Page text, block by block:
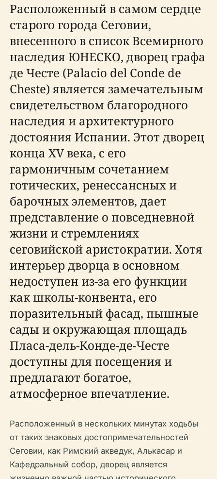
Расположенный в самом сердце
старого города Сеговии,
внесенного в список Всемирного
наследия ЮНЕСКО, дворец графа
де Честе (Palacio del Conde de
Cheste) является замечательным
свидетельством благородного
наследия и архитектурного
достояния Испании. Этот дворец
конца XV века, с его
гармоничным сочетанием
готических, ренессансных и
барочных элементов, дает
представление о повседневной
жизни и стремлениях
сеговийской аристократии. Хотя
интерьер дворца в основном
недоступен из-за его функции
как школы-конвента, его
поразительный фасад, пышные
сады и окружающая площадь
Пласа-дель-Конде-де-Честе
доступны для посещения и
предлагают богатое,
атмосферное впечатление.
Расположенный в нескольких минутах ходьбы
от таких знаковых достопримечательностей
Сеговии, как Римский акведук, Алькасар и
Кафедральный собор, дворец является